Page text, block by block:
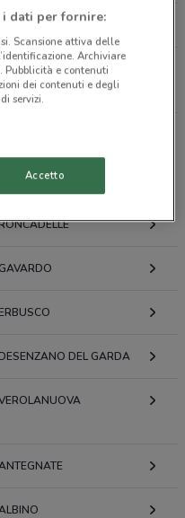
Tutti i negozi Findomestic
città nelle vicinanze
GAVARDO
ERBUSCO
DESENZANO DEL GARDA
dati per fornire:
Scansione attiva delle
Archiviare
Pubblicità e contenuti
dei contenuti e degli
servizi.
Accetto